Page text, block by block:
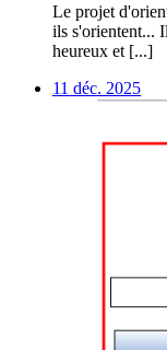
Le projet
ils s'orientent...
heureux et [...]
11 déc. 2025